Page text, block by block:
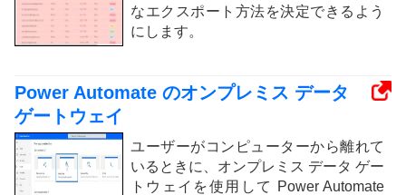
なエクスポート方法を決定できるよう
にします。
Power Automate のオンプレミス データ
ゲートウェイ
ユーザーがコンピューターから離れて
いるときに、オンプレミス データ ゲー
トウェイを使用して Power Automate